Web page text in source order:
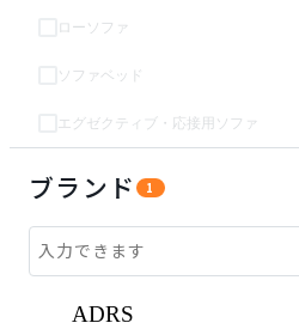
ローソファ
ソファベッド
エグゼクティブ・応接用ソファ
ブランド 1
ADRS